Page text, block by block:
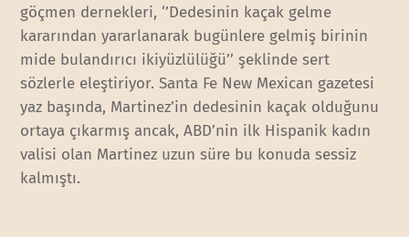
göçmen dernekleri, ‘’Dedesinin kaçak gelme
kararından yararlanarak bugünlere gelmiş birinin
mide bulandırıcı ikiyüzlülüğü’’ şeklinde sert
sözlerle eleştiriyor. Santa Fe New Mexican gazetesi
yaz başında, Martinez’in dedesinin kaçak olduğunu
ortaya çıkarmış ancak, ABD’nin ilk Hispanik kadın
valisi olan Martinez uzun süre bu konuda sessiz
kalmıştı.